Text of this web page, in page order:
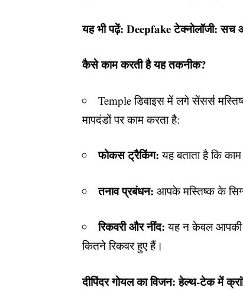
यह भी पढ़ें:Deepfake टेक्नोलॉजी:
कैसे काम करती है यह तकनीक?
Temple डिवाइस में लगे सेंसर्स
मापदंडों पर काम करता है:
फोकस ट्रैकिंग: यह बताता है कि
तनाव प्रबंधन: आपके मस्तिष्क के
रिकवरी और नींद: यह न केवल आपकी
कितने रिकवर हुए हैं।
दीपिंदर गोयल का विजन: हेल्थ-टेक में